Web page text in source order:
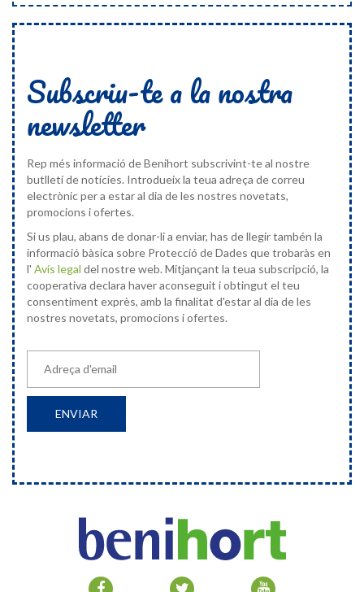
Subscriu-te a la nostra
newsletter
Rep més informació de Benihort subscrivint-te al nostre
butlletí de notícies. Introdueix la teua adreça de correu
electrònic per a estar al dia de les nostres novetats,
promocions i ofertes.
Si us plau, abans de donar-li a enviar, has de llegir tambén la
informació bàsica sobre Protecció de Dades que trobaràs en
l' Avís legal del nostre web. Mitjançant la teua subscripció, la
cooperativa declara haver aconseguit i obtingut el teu
consentiment exprès, amb la finalitat d'estar al dia de les
nostres novetats, promocions i ofertes.